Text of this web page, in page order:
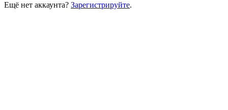
Ещё нет аккаунта? Зарегистрируйте.